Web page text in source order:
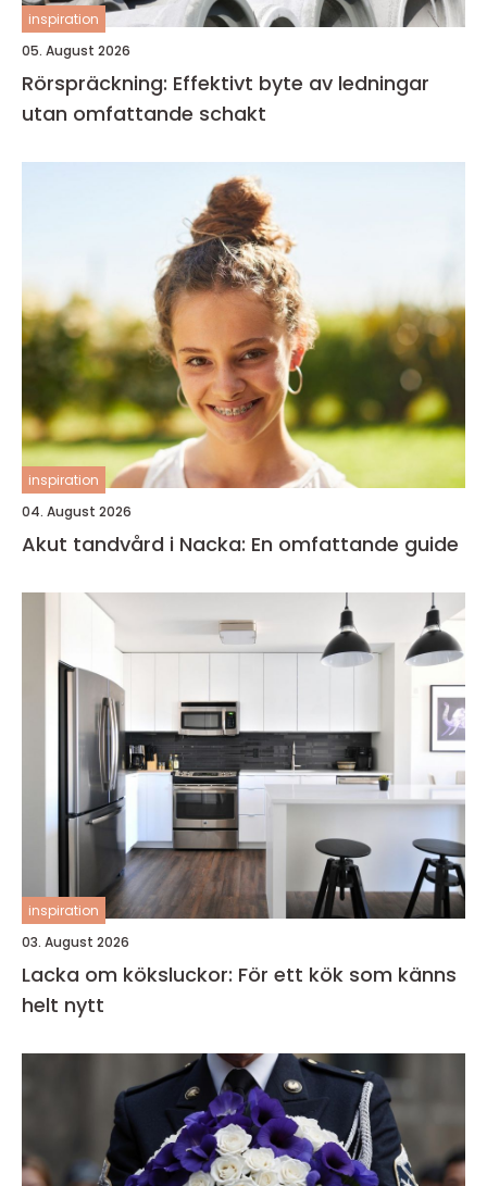
inspiration
05. August 2026
Rörspräckning: Effektivt byte av ledningar
utan omfattande schakt
inspiration
04. August 2026
Akut tandvård i Nacka: En omfattande guide
inspiration
03. August 2026
Lacka om köksluckor: För ett kök som känns
helt nytt